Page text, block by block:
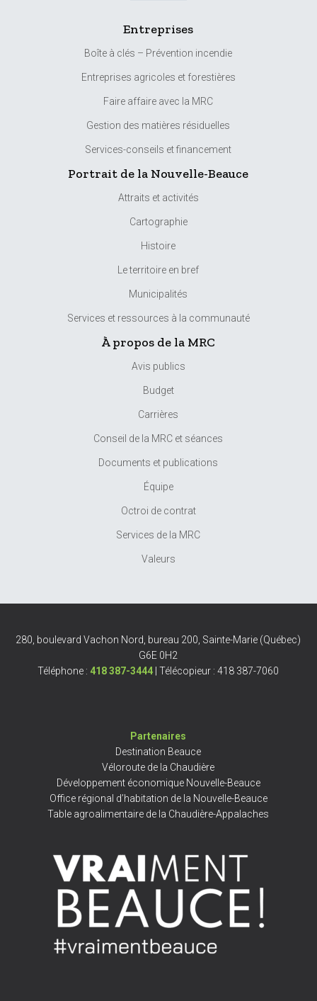
Entreprises
Boîte à clés – Prévention incendie
Entreprises agricoles et forestières
Faire affaire avec la MRC
Gestion des matières résiduelles
Services-conseils et financement
Portrait de la Nouvelle-Beauce
Attraits et activités
Cartographie
Histoire
Le territoire en bref
Municipalités
Services et ressources à la communauté
À propos de la MRC
Avis publics
Budget
Carrières
Conseil de la MRC et séances
Documents et publications
Équipe
Octroi de contrat
Services de la MRC
Valeurs
280, boulevard Vachon Nord, bureau 200, Sainte-Marie (Québec)
G6E 0H2
Téléphone : 418 387-3444 | Télécopieur : 418 387-7060
Partenaires
Destination Beauce
Véloroute de la Chaudière
Développement économique Nouvelle-Beauce
Office régional d’habitation de la Nouvelle-Beauce
Table agroalimentaire de la Chaudière-Appalaches